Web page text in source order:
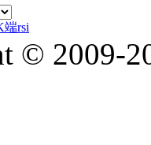
端rsi
© 2009-